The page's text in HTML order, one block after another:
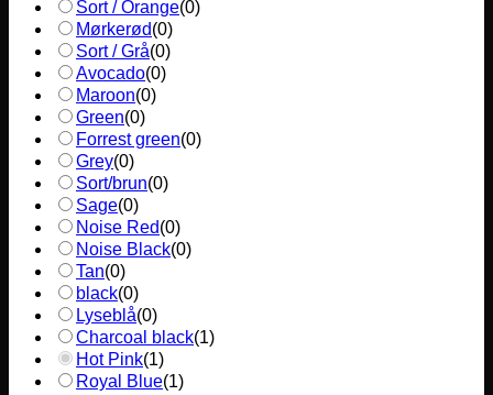
Sort / Orange(0)
Mørkerød(0)
Sort / Grå(0)
Avocado(0)
Maroon(0)
Green(0)
Forrest green(0)
Grey(0)
Sort/brun(0)
Sage(0)
Noise Red(0)
Noise Black(0)
Tan(0)
black(0)
Lyseblå(0)
Charcoal black(1)
Hot Pink(1)
Royal Blue(1)